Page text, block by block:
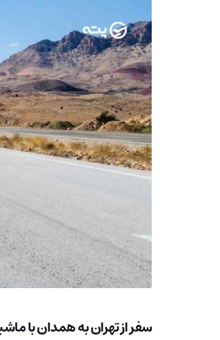
سفر از تهران به همدان با